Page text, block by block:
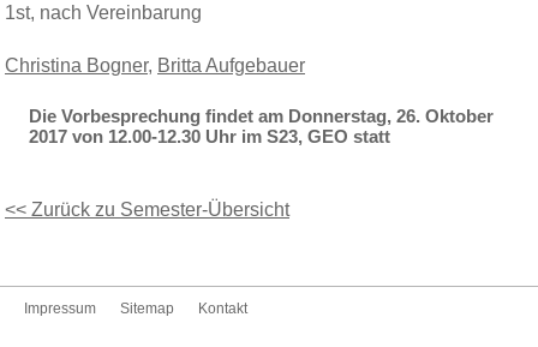
1st, nach Vereinbarung
Christina Bogner, Britta Aufgebauer
Die Vorbesprechung findet am Donnerstag, 26. Oktober
2017 von 12.00-12.30 Uhr im S23, GEO statt
<< Zurück zu Semester-Übersicht
Impressum Sitemap Kontakt